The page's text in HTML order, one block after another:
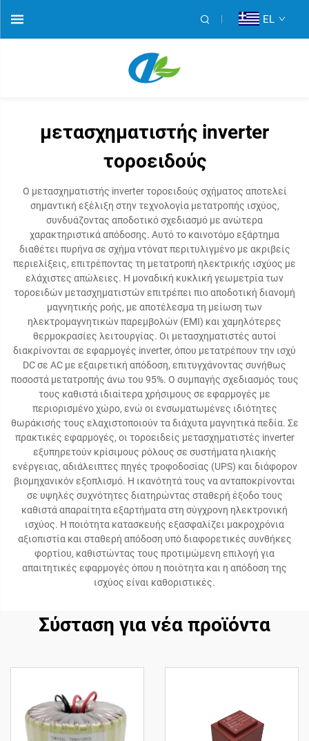
EL
μετασχηματιστής inverter
τοροειδούς
Ο μετασχηματιστής inverter τοροειδούς σχήματος αποτελεί
σημαντική εξέλιξη στην τεχνολογία μετατροπής ισχύος,
συνδυάζοντας αποδοτικό σχεδιασμό με ανώτερα
χαρακτηριστικά απόδοσης. Αυτό το καινοτόμο εξάρτημα
διαθέτει πυρήνα σε σχήμα ντόνατ περιτυλιγμένο με ακριβείς
περιελίξεις, επιτρέποντας τη μετατροπή ηλεκτρικής ισχύος με
ελάχιστες απώλειες. Η μοναδική κυκλική γεωμετρία των
τοροειδών μετασχηματιστών επιτρέπει πιο αποδοτική διανομή
μαγνητικής ροής, με αποτέλεσμα τη μείωση των
ηλεκτρομαγνητικών παρεμβολών (EMI) και χαμηλότερες
θερμοκρασίες λειτουργίας. Οι μετασχηματιστές αυτοί
διακρίνονται σε εφαρμογές inverter, όπου μετατρέπουν την ισχύ
DC σε AC με εξαιρετική απόδοση, επιτυγχάνοντας συνήθως
ποσοστά μετατροπής άνω του 95%. Ο συμπαγής σχεδιασμός τους
τους καθιστά ιδιαίτερα χρήσιμους σε εφαρμογές με
περιορισμένο χώρο, ενώ οι ενσωματωμένες ιδιότητες
θωράκισής τους ελαχιστοποιούν τα διάχυτα μαγνητικά πεδία. Σε
πρακτικές εφαρμογές, οι τοροειδείς μετασχηματιστές inverter
εξυπηρετούν κρίσιμους ρόλους σε συστήματα ηλιακής
ενέργειας, αδιάλειπτες πηγές τροφοδοσίας (UPS) και διάφορον
βιομηχανικόν εξοπλισμό. Η ικανότητά τους να ανταποκρίνονται
σε υψηλές συχνότητες διατηρώντας σταθερή έξοδο τους
καθιστά απαραίτητα εξαρτήματα στη σύγχρονη ηλεκτρονική
ισχύος. Η ποιότητα κατασκευής εξασφαλίζει μακροχρόνια
αξιοπιστία και σταθερή απόδοση υπό διαφορετικές συνθήκες
φορτίου, καθιστώντας τους προτιμώμενη επιλογή για
απαιτητικές εφαρμογές όπου η ποιότητα και η απόδοση της
ισχύος είναι καθοριστικές.
Σύσταση για νέα προϊόντα